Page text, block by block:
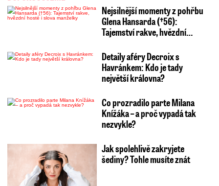
Nejsilnější momenty z pohřbu
Glena Hansarda (†56):
Tajemství rakve, hvězdní…
Detaily aféry Decroix s
Havránkem: Kdo je tady
největší královna?
Co prozradilo parte Milana
Knížáka – a proč vypadá tak
nezvykle?
Jak spolehlivě zakryjete
šediny? Tohle musíte znát